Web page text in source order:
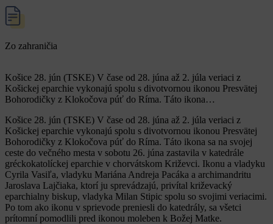
Zo zahraničia
Košice 28. jún (TSKE) V čase od 28. júna až 2. júla veriaci z
Košickej eparchie vykonajú spolu s divotvornou ikonou Presvätej
Bohorodičky z Klokočova púť do Ríma. Táto ikona…
Košice 28. jún (TSKE) V čase od 28. júna až 2. júla veriaci z
Košickej eparchie vykonajú spolu s divotvornou ikonou Presvätej
Bohorodičky z Klokočova púť do Ríma. Táto ikona sa na svojej
ceste do večného mesta v sobotu 26. júna zastavila v katedrále
gréckokatolíckej eparchie v chorvátskom Križevci. Ikonu a vladyku
Cyrila Vasiľa, vladyku Mariána Andreja Pacáka a archimandritu
Jaroslava Lajčiaka, ktorí ju sprevádzajú, privítal križevacký
eparchialny biskup, vladyka Milan Stipic spolu so svojimi veriacimi.
Po tom ako ikonu v sprievode preniesli do katedrály, sa všetci
prítomní pomodlili pred ikonou moleben k Božej Matke.